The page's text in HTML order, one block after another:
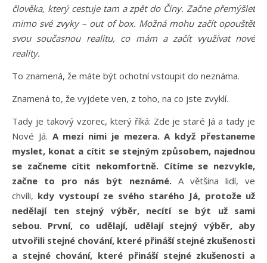
člověka, který cestuje tam a zpět do Číny. Začne přemýšlet
mimo své zvyky – out of box. Možná mohu začít opouštět
svou současnou realitu, co mám a začít využívat nové
reality.
To znamená, že máte být ochotní vstoupit do neznáma.
Znamená to, že vyjdete ven, z toho, na co jste zvyklí.
Tady je takový vzorec, který říká: Zde je staré Já a tady je
Nové Já. A mezi nimi je mezera. A když přestaneme
myslet, konat a cítit se stejným způsobem, najednou
se začneme cítit nekomfortně. Cítíme se nezvykle,
začne to pro nás být neznámé.A většina lidí, ve
chvíli, kdy vystoupí ze svého starého Já, protože už
nedělají ten stejný výběr, necítí se být už sami
sebou. První, co udělají, udělají stejný výběr, aby
utvořili stejné chování, které přináší stejné zkušenosti
a stejné chování, které přináší stejné zkušenosti a